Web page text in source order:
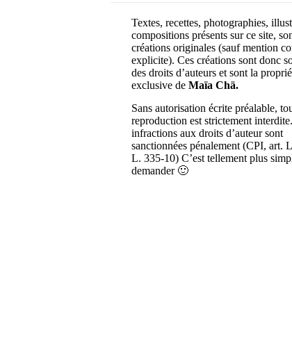
Textes, recettes, photographies,
compositions présents sur ce site,
créations originales (sauf mention
explicite). Ces créations sont donc
des droits d’auteurs et sont la
exclusive de Maïa Chä.
Sans autorisation écrite préalable,
reproduction est strictement
infractions aux droits d’auteur sont
sanctionnées pénalement (CPI, art.
L. 335-10) C’est tellement plus
demander 🙂